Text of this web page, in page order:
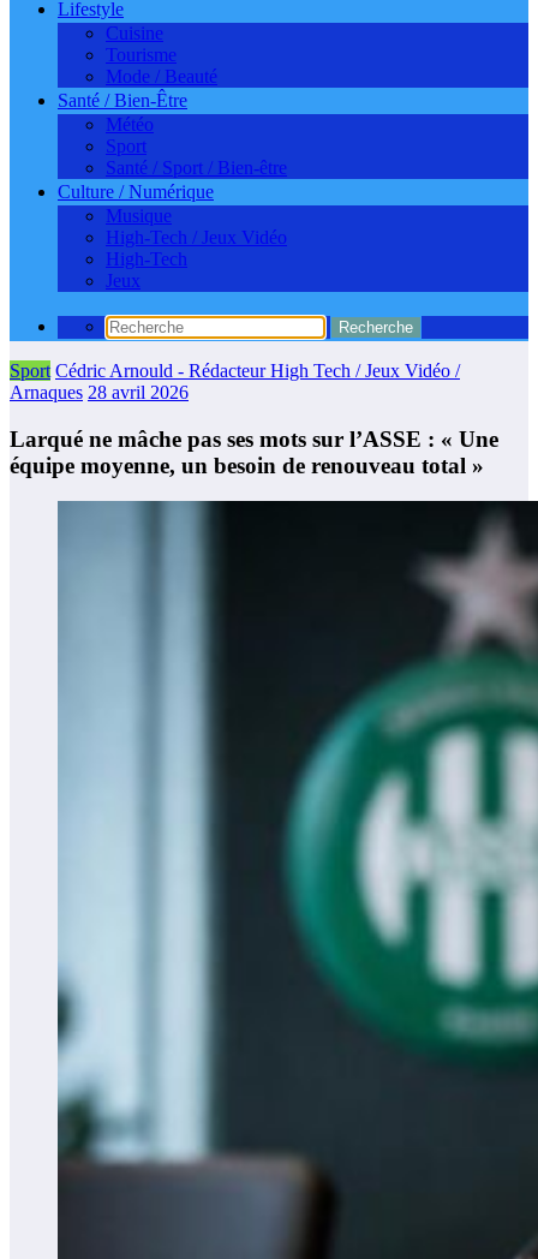
Lifestyle
Cuisine
Tourisme
Mode / Beauté
Santé / Bien-Être
Météo
Sport
Santé / Sport / Bien-être
Culture / Numérique
Musique
High-Tech / Jeux Vidéo
High-Tech
Jeux
Sport Cédric Arnould - Rédacteur High Tech / Jeux Vidéo /
Arnaques 28 avril 2026
Larqué ne mâche pas ses mots sur l’ASSE : « Une
équipe moyenne, un besoin de renouveau total »